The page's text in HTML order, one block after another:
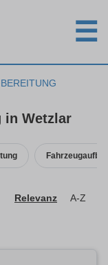
☰
in Wetzlar
Relevanz A-Z